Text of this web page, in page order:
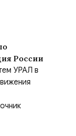
России
УРАЛ в